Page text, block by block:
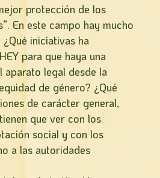
protección de los
En este campo hay mucho
iniciativas ha
para que haya una
legal desde la
de género? ¿Qué
de carácter general,
que ver con los
social y con los
a las autoridades